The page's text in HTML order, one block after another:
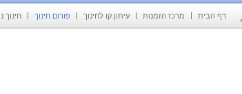
דף הבית מרכז הזמנות עיתון קו לחינוך פורום חינוך חינוך